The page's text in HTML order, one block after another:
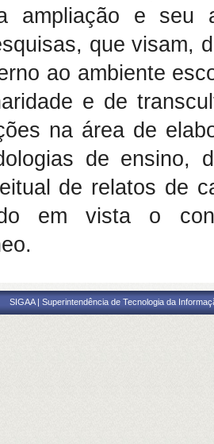
ampliação e seu
que visam,
ao ambiente
e de
na área de
de ensino,
de relatos de
em vista o
SIGAA | Superintendência de Tecnologia da